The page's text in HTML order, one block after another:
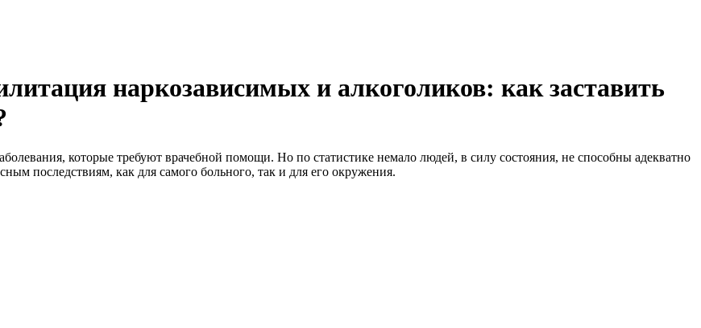
наркозависимых и алкоголиков: как заставить
которые требуют врачебной помощи. Но по статистике немало людей, в силу состояния, не способны адекватно
последствиям, как для самого больного, так и для его окружения.